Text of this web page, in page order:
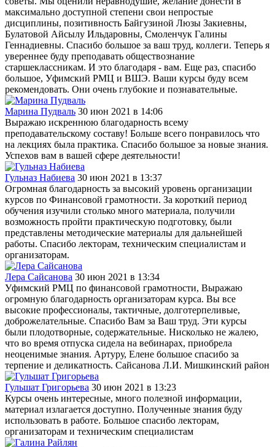
максимально доступной степени свои непростые
дисциплины, позитивность Байгузиной Люзы Закиевны,
Булатовой Айсылу Ильдаровны, Смоленчук Галины
Геннадиевны. Спасибо большое за ваш труд, коллеги. Теперь я
увереннее буду преподавать обществознание
старшеклассникам. И это благодаря - вам. Еще раз, спасибо
большое, Уфимский РМЦ и ВШЭ. Ваши курсы буду всем
рекомендовать. Они очень глубокие и познавательные.
Марина Пудваль 30 июн 2021 в 14:06
Выражаю искреннюю благодарность всему
преподавательскому составу! Больше всего понравилось что
на лекциях была практика. Спасибо большое за новые знания.
Успехов вам в вашей сфере деятельности!
Гульназ Набиева 30 июн 2021 в 13:37
Огромная благодарность за высокий уровень организации
курсов по Финансовой грамотности. За короткий период
обучения изучили столько много материала, получили
возможность пройти практическую подготовку, были
представлены методические материалы для дальнейшей
работы. Спасибо лекторам, техническим специалистам и
организаторам.
Лера Сайсанова 30 июн 2021 в 13:34
Уфимский РМЦ по финансовой грамотности, Выражаю
огромную благодарность организаторам курса. Вы все
высокие профессионалы, тактичные, долготерпеливые,
доброжелательные. Спасибо Вам за Ваш труд. Эти курсы
были плодотворные, содержательные. Нисколько не жалею,
что во время отпуска сидела на вебинарах, приобрела
неоценимые знания. Артуру, Елене большое спасибо за
терпение и деликатность. Сайсанова Л.И. Мишкинский район
Гульшат Григорьева 30 июн 2021 в 13:23
Курсы очень интересные, много полезной информации,
материал излагается доступно. Полученные знания буду
использовать в работе. Большое спасибо лекторам,
организаторам и техническим специалистам